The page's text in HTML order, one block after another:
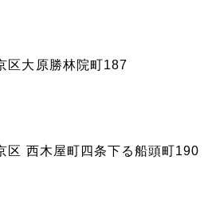
区大原勝林院町187
区 西木屋町四条下る船頭町190